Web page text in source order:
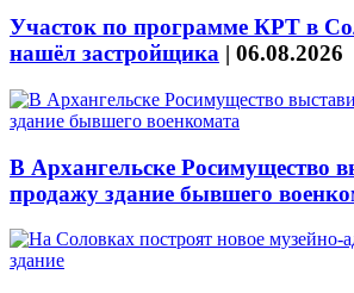
Участок по программе КРТ в
нашёл застройщика | 06.08.2026
В Архангельске Росимущество
продажу здание бывшего